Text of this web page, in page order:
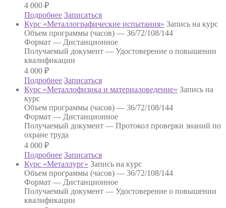
4 000 ₽
Подробнее Записаться
Курс «Металлографические испытания» Запись на курс
Объем программы (часов) — 36/72/108/144
Формат — Дистанционное
Получаемый документ — Удостоверение о повышении
квалификации
4 000 ₽
Подробнее Записаться
Курс «Металлофизика и материаловедение» Запись на
курс
Объем программы (часов) — 36/72/108/144
Формат — Дистанционное
Получаемый документ — Протокол проверки знаний по
охране труда
4 000 ₽
Подробнее Записаться
Курс «Металлург» Запись на курс
Объем программы (часов) — 36/72/108/144
Формат — Дистанционное
Получаемый документ — Удостоверение о повышении
квалификации